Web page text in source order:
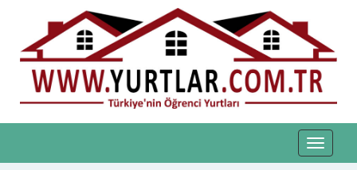
Toggle